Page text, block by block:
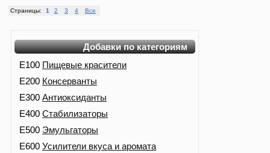
Страницы: 1 2 3 4 Все
Добавки по категориям
E100 Пищевые красители
E200 Консерванты
E300 Антиоксиданты
E400 Стабилизаторы
E500 Эмульгаторы
E600 Усилители вкуса и аромата